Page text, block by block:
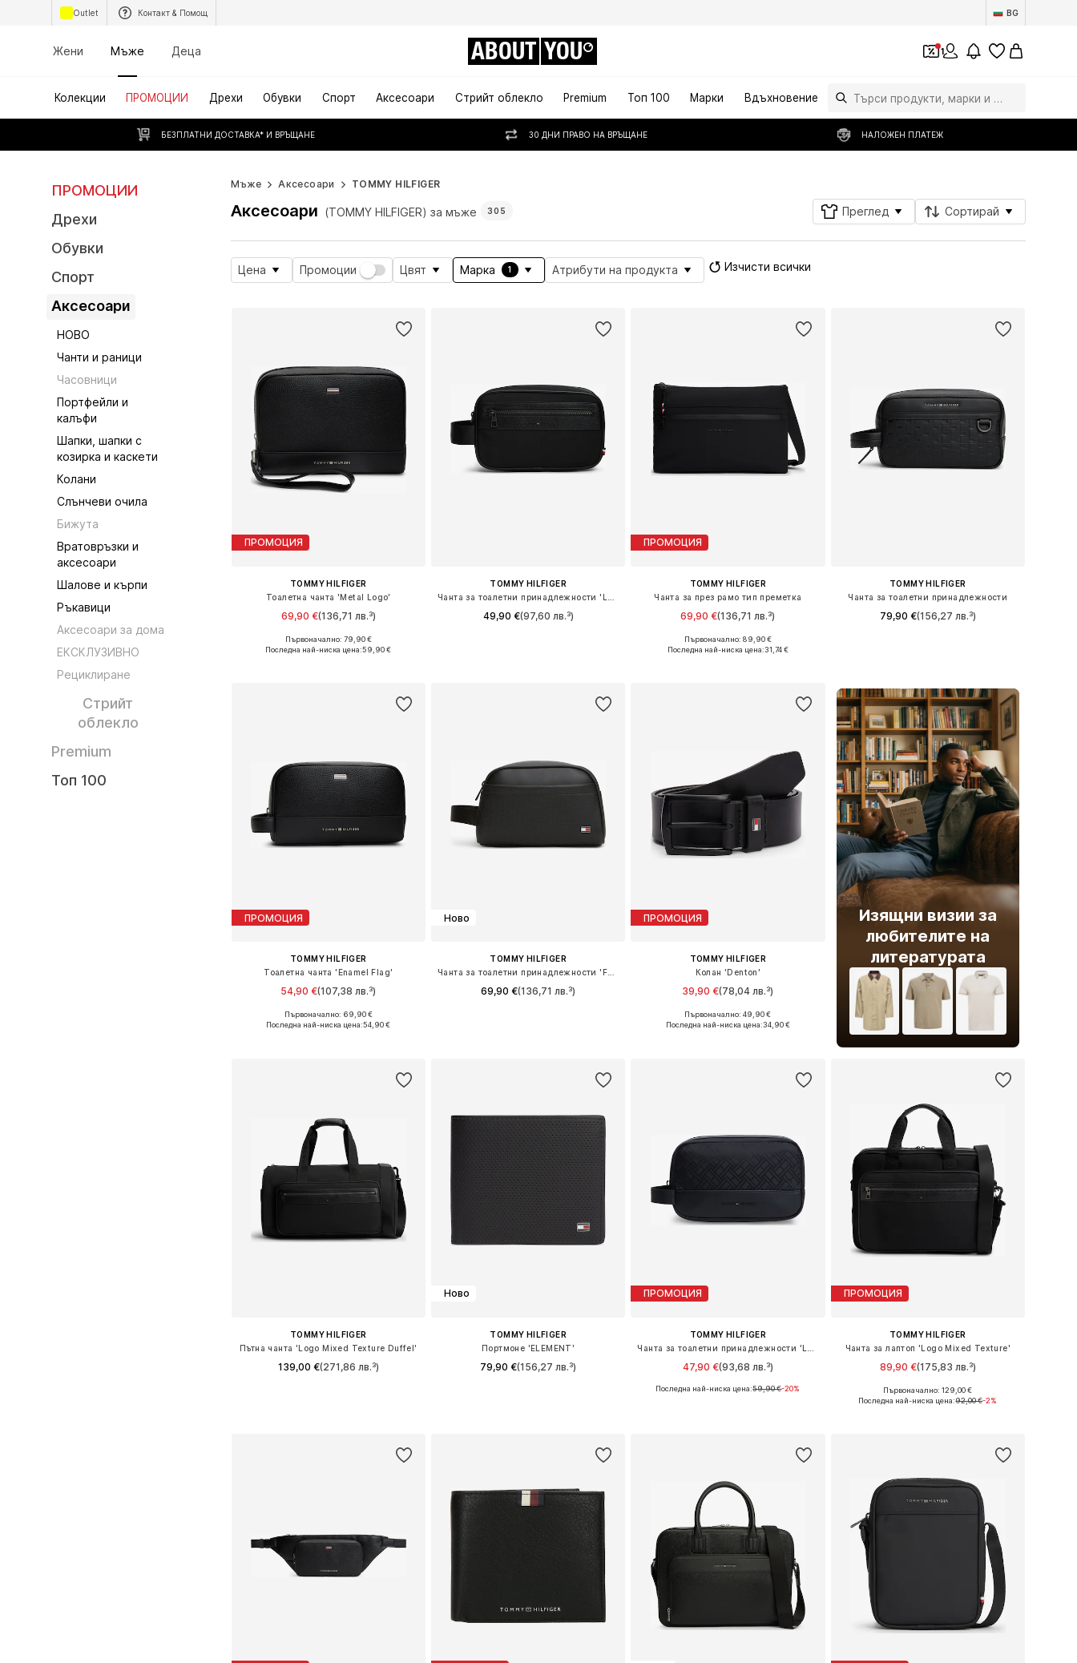
Outlet Контакт & Помощ BG
Жени Мъже Деца ABOUT YOU 1
Колекции ПРОМОЦИИ Дрехи Обувки Спорт Аксесоари Стрийт облекло Premium Топ 100 Марки Вдъхновение
БЕЗПЛАТНИ ДОСТАВКА* И ВРЪЩАНЕ 30 ДНИ ПРАВО НА ВРЪЩАНЕ НАЛОЖЕН ПЛАТЕЖ
ПРОМОЦИИ
Дрехи
Обувки
Спорт
Аксесоари
НОВО
Чанти и раници
Часовници
Портфейли и
калъфи
Шапки, шапки с
козирка и каскети
Колани
Слънчеви очила
Бижута
Вратовръзки и
аксесоари
Шалове и кърпи
Ръкавици
Аксесоари за дома
ЕКСКЛУЗИВНО
Рециклиране
Стрийт
облекло
Premium
Топ 100
Мъже Аксесоари TOMMY HILFIGER
Аксесоари (TOMMY HILFIGER) за мъже 305 Преглед Сортирай
Цена Промоции Цвят Марка 1 Атрибути на продукта Изчисти всички
ПРОМОЦИЯ
TOMMY HILFIGER
Тоалетна чанта 'Metal Logo'
69,90 €(136,71 лв.³)
Налични размери: One Size
Първоначално: 79,90 €
Последна най-ниска цена:59,90 €
TOMMY HILFIGER
49,90 €(97,60 лв.³)
ПРОМОЦИЯ
TOMMY HILFIGER
Чанта за през рамо тип преметка
69,90 €(136,71 лв.³)
Налични размери: One Size
Първоначално: 89,90 €
Последна най-ниска цена:31,74 €
TOMMY HILFIGER
Чанта за тоалетни принадлежности
79,90 €(156,27 лв.³)
ПРОМОЦИЯ
TOMMY HILFIGER
Тоалетна чанта 'Enamel Flag'
54,90 €(107,38 лв.³)
Налични размери: One Size
Първоначално: 69,90 €
Последна най-ниска цена:54,90 €
Ново
TOMMY HILFIGER
69,90 €(136,71 лв.³)
ПРОМОЦИЯ
TOMMY HILFIGER
Колан 'Denton'
39,90 €(78,04 лв.³)
Предлага се в много размери
Първоначално: 49,90 €
Последна най-ниска цена:34,90 €
Изящни визии за
любителите на
литературата
TOMMY HILFIGER
Пътна чанта 'Logo Mixed Texture Duffel'
139,00 €(271,86 лв.³)
Ново
TOMMY HILFIGER
Портмоне 'ELEMENT'
79,90 €(156,27 лв.³)
ПРОМОЦИЯ
TOMMY HILFIGER
47,90 €(93,68 лв.³)
Налични размери: One Size
Последна най-ниска цена:59,90 €-20%
ПРОМОЦИЯ
TOMMY HILFIGER
Чанта за лаптоп 'Logo Mixed Texture'
89,90 €(175,83 лв.³)
Налични размери: One Size
Първоначално: 129,00 €
Последна най-ниска цена:92,00 €-2%